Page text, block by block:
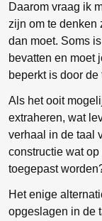
Daarom vraag ik
zijn om te denken
dan moet. Soms
bevatten en moet
beperkt is door de
Als het ooit
extraheren, wat
verhaal in de taal
constructie wat
toegepast
Het enige
opgeslagen in de